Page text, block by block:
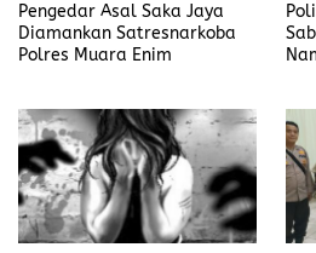
Pengedar Asal Saka Jaya
Diamankan Satresnarkoba
Polres Muara Enim